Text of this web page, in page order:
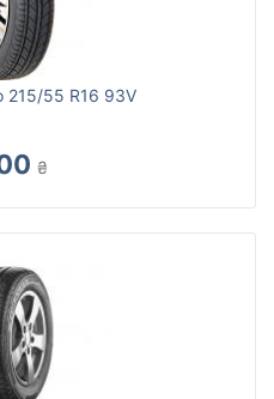
215/55 R16 93V
₴